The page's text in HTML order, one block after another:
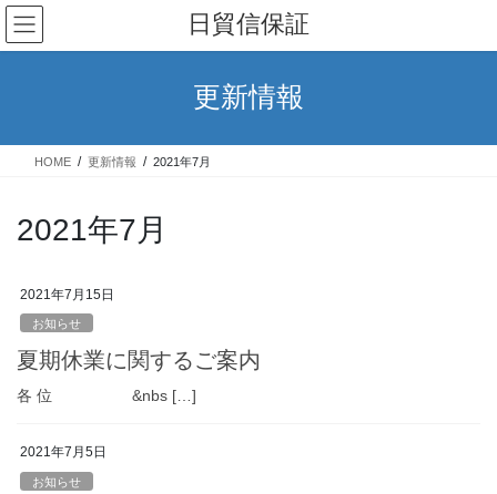
コ
ン
テ
ス
ナ
ビ
ゲ
ン
日貿信保証
更新情報
HOME 更新情報 2021年7月
2021年7月
2021年7月15日
お知らせ
夏期休業に関するご案内
各 位 &nbs […]
2021年7月5日
お知らせ